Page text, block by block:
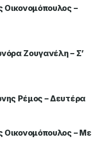
Οικονομόπουλος –
Ζουγανέλη – Σ’
Ρέμος – Δευτέρα
Οικονομόπουλος – Με